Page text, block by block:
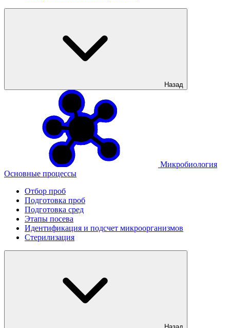
Назад
Микробиология
Основные процессы
Отбор проб
Подготовка проб
Подготовка сред
Этапы посева
Идентификация и подсчет микроорганизмов
Стерилизация